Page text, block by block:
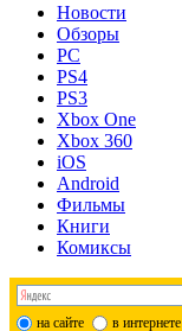
Новости
Обзоры
PC
PS4
PS3
Xbox One
Xbox 360
iOS
Android
Фильмы
Книги
Комиксы
на сайте в интернете